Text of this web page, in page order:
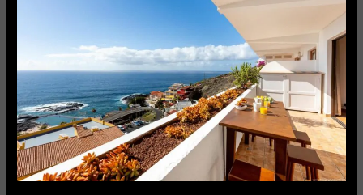
en
propiedades
turísticas
en
Tenerife